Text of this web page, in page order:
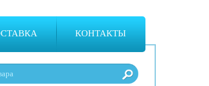
КОНТАКТЫ